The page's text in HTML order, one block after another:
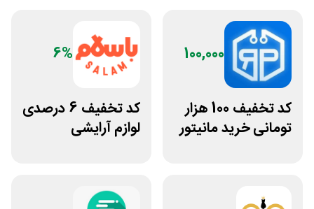
100,000
کد تخفیف 100 هزار
تومانی خرید مانیتور
6%
کد تخفیف 6 درصدی
لوازم آرایشی